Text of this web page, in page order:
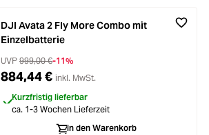
DJI Avata 2 Fly More Combo mit
Einzelbatterie
UVP 999,00 €-11%
884,44 € inkl. MwSt.
Kurzfristig lieferbar
ca. 1-3 Wochen Lieferzeit
In den Warenkorb